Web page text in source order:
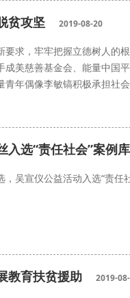
贫攻坚 2019-08-20
求，牢牢把握立德树人的
美慈善基金会、能量中国
年偶像李敏镐积极承担社
入选“责任社会”案例库
吴宣仪公益活动入选“责任
教育扶贫援助 2019-